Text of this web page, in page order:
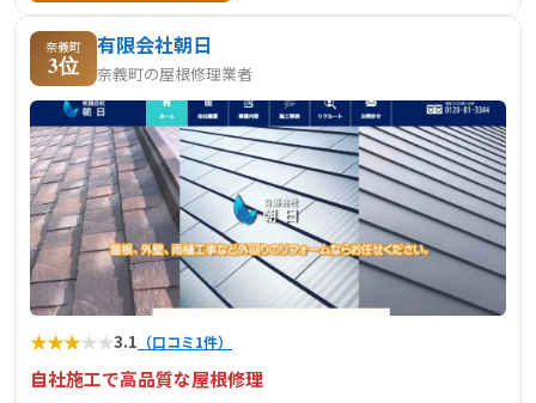
奈義町
3位
有限会社朝日
奈義町の屋根修理業者
★★★★★3.1 （口コミ1件）
自社施工で高品質な屋根修理